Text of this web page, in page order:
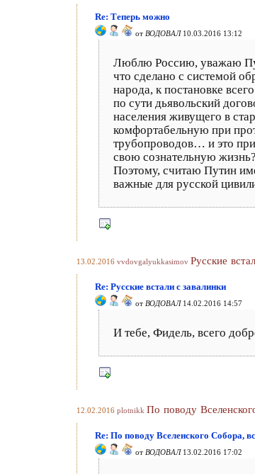
Re: Теперь можно
от ВОДОВАЛ10.03.2016 13:12
Люблю Россию, уважаю
что сделано с системой
народа, к постановке
по сути дьявольский
населения живущего в
комфортабельную при
трубопроводов… и это
свою сознательную жизнь?
Поэтому, считаю Путин
важные для русской
13.02.2016 vvdovgalyukkasimov Русские
Re: Русские встали с завалинки
от ВОДОВАЛ14.02.2016 14:57
И тебе, Фидель, всего
12.02.2016 plotnikk По поводу
Re: По поводу Вселенского Собора,
от ВОДОВАЛ13.02.2016 17:02